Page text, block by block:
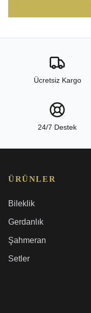
Ücretsiz Kargo
24/7 Destek
ÜRÜNLER
Bileklik
Gerdanlık
Şahmeran
Setler